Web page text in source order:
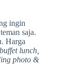
ingin
saja.
Harga
buffet lunch,
photo &